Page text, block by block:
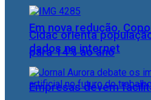
Em nova redução,
para 14% ao ano
Empresas devem
Cidac orienta
dados na internet